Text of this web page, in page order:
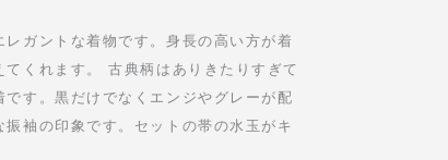
ガントな着物です。身長の高い方が着
くれます。 古典柄はありきたりすぎて
す。黒だけでなくエンジやグレーが配
袖の印象です。セットの帯の水玉がキ